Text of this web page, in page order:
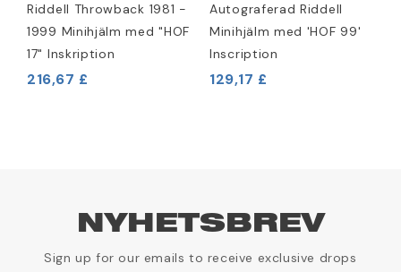
Riddell Throwback 1981 -
1999 Minihjälm med "HOF
17" Inskription
216,67 £
Autograferad Riddell
Minihjälm med 'HOF 99'
Inscription
129,17 £
NYHETSBREV
Sign up for our emails to receive exclusive drops